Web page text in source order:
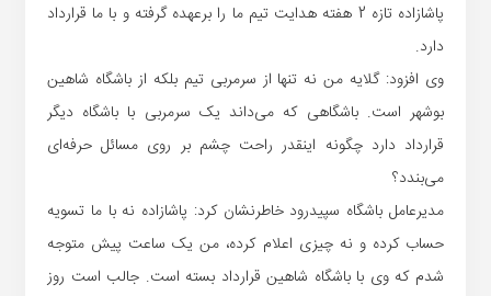
پاشازاده تازه 2 هفته هدایت تیم ما را برعهده گرفته و با ما قرارداد
دارد.
وی افزود: گلایه من نه تنها از سرمربی تیم بلکه از باشگاه شاهین
بوشهر است. باشگاهی که می‌داند یک سرمربی با باشگاه دیگر
قرارداد دارد چگونه اینقدر راحت چشم بر روی مسائل حرفه‌ای
می‌بندد؟
مدیرعامل باشگاه سپیدرود خاطرنشان کرد: پاشازاده نه با ما تسویه
حساب کرده و نه چیزی اعلام کرده، من یک ساعت پیش متوجه
شدم که وی با باشگاه شاهین قرارداد بسته است. جالب است روز